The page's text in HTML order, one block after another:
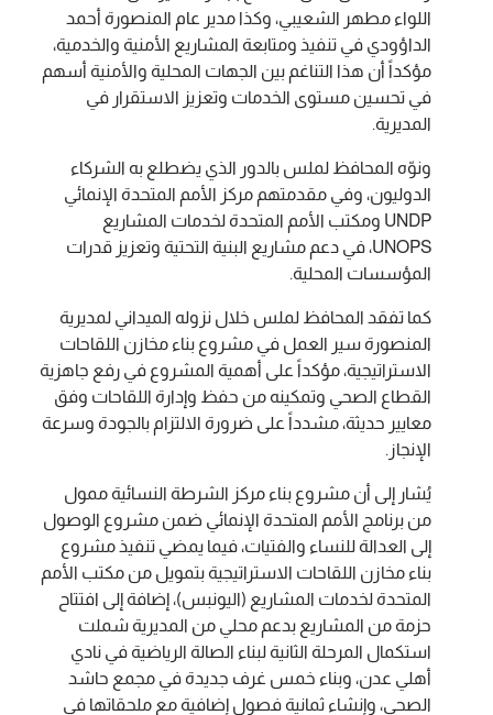
اللواء مطهر الشعيبي، وكذا مدير عام المنصورة أحمد
الداؤودي في تنفيذ ومتابعة المشاريع الأمنية والخدمية،
مؤكداً أن هذا التناغم بين الجهات المحلية والأمنية أسهم
في تحسين مستوى الخدمات وتعزيز الاستقرار في
المديرية.
ونوّه المحافظ لملس بالدور الذي يضطلع به الشركاء
الدوليون، وفي مقدمتهم مركز الأمم المتحدة الإنمائي
UNDP ومكتب الأمم المتحدة لخدمات المشاريع
UNOPS، في دعم مشاريع البنية التحتية وتعزيز قدرات
المؤسسات المحلية.
كما تفقد المحافظ لملس خلال نزوله الميداني لمديرية
المنصورة سير العمل في مشروع بناء مخازن اللقاحات
الاستراتيجية، مؤكداً على أهمية المشروع في رفع جاهزية
القطاع الصحي وتمكينه من حفظ وإدارة اللقاحات وفق
معايير حديثة، مشدداً على ضرورة الالتزام بالجودة وسرعة
الإنجاز.
يُشار إلى أن مشروع بناء مركز الشرطة النسائية ممول
من برنامج الأمم المتحدة الإنمائي ضمن مشروع الوصول
إلى العدالة للنساء والفتيات، فيما يمضي تنفيذ مشروع
بناء مخازن اللقاحات الاستراتيجية بتمويل من مكتب الأمم
المتحدة لخدمات المشاريع (اليونبس)، إضافة إلى افتتاح
حزمة من المشاريع بدعم محلي من المديرية شملت
استكمال المرحلة الثانية لبناء الصالة الرياضية في نادي
أهلي عدن، وبناء خمس غرف جديدة في مجمع حاشد
الصحي، وإنشاء ثمانية فصول إضافية مع ملحقاتها في